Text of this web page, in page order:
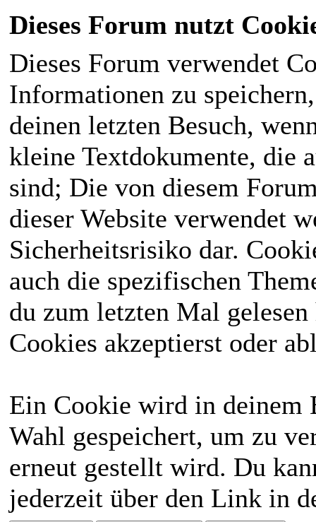
Dieses Forum nutzt
Dieses Forum verwendet
Informationen zu
deinen letzten Besuch,
kleine Textdokumente, die
sind; Die von diesem
dieser Website verwendet
Sicherheitsrisiko dar.
auch die spezifischen
du zum letzten Mal
Cookies akzeptierst oder
Ein Cookie wird in deinem
Wahl gespeichert, um zu
erneut gestellt wird. Du
jederzeit über den Link in